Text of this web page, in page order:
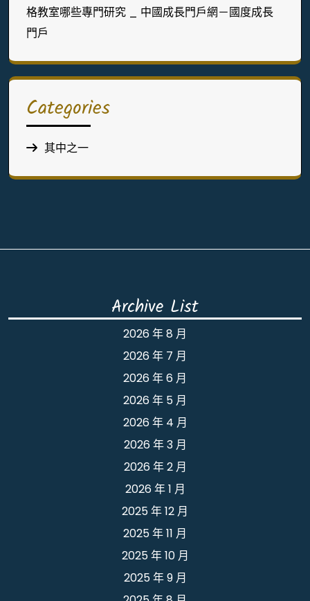
格教室哪些專門研究 _ 中國成長門戶網－國度成長
門戶
Categories
其中之一
Archive List
2026 年 8 月
2026 年 7 月
2026 年 6 月
2026 年 5 月
2026 年 4 月
2026 年 3 月
2026 年 2 月
2026 年 1 月
2025 年 12 月
2025 年 11 月
2025 年 10 月
2025 年 9 月